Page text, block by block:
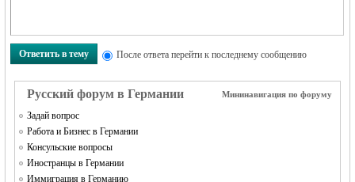
Ответить в тему После ответа перейти к последнему сообщению
Русский форум в Германии Мининавигация по форуму
Задай вопрос
Работа и Бизнес в Германии
Консульские вопросы
Иностранцы в Германии
Иммиграция в Германию